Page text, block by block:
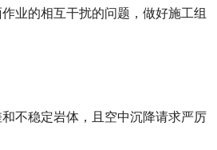
业的相互干扰的问题，做好施工组
和不稳定岩体，且空中沉降请求严厉